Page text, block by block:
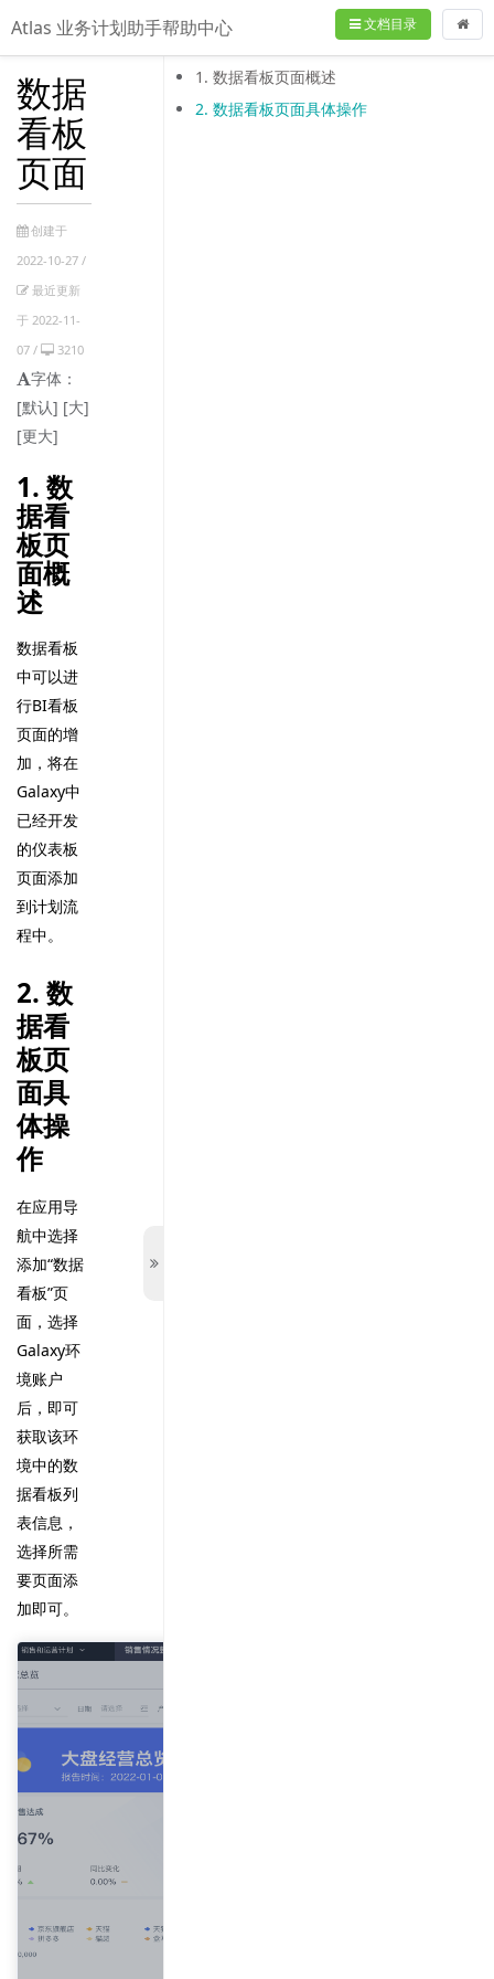
Atlas 业务计划助手帮助中心 文档目录
数据
看板
页面
创建于
2022-10-27 /
最近更新
于 2022-11-
07 /
3210
字体：
[默认] [大]
[更大]
1. 数
据看
板页
面概
述
数据看板
中可以进
行BI看板
页面的增
加，将在
Galaxy中
已经开发
的仪表板
页面添加
到计划流
程中。
2. 数
据看
板页
面具
体操
作
在应用导
航中选择
添加“数据
看板”页
面，选择
Galaxy环
境账户
后，即可
获取该环
境中的数
据看板列
表信息，
选择所需
要页面添
加即可。
1. 数据看板页面概述
2. 数据看板页面具体操作